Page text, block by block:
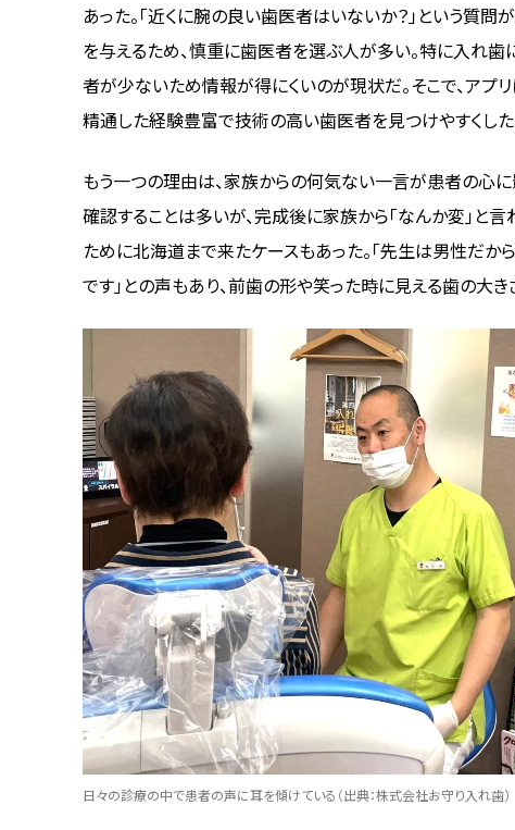
あった。「近くに腕の良い歯医者はいないか？」という質
を与えるため、慎重に歯医者を選ぶ人が多い。特に入れ歯
者が少ないため情報が得にくいのが現状だ。そこで、アプ
精通した経験豊富で技術の高い歯医者を見つけやすくした
もう一つの理由は、家族からの何気ない一言が患者の心
確認することは多いが、完成後に家族から「なんか変」と
ために北海道まで来たケースもあった。「先生は男性だか
です」との声もあり、前歯の形や笑った時に見える歯の大
日々の診療の中で患者の声に耳を傾けている （出典：株式会社お守り入れ歯）